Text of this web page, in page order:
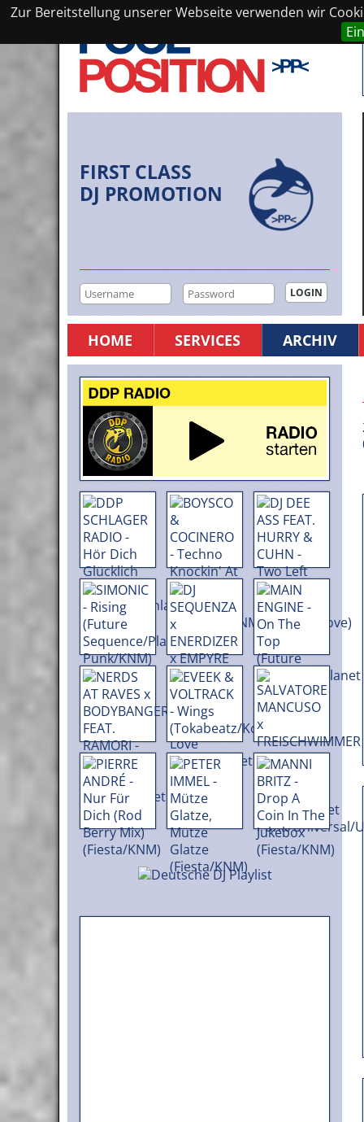
Zur Bereitstellung unserer Webseite verwenden wir
FIRST CLASS
DJ PROMOTION
HOME SERVICES ARCHIV